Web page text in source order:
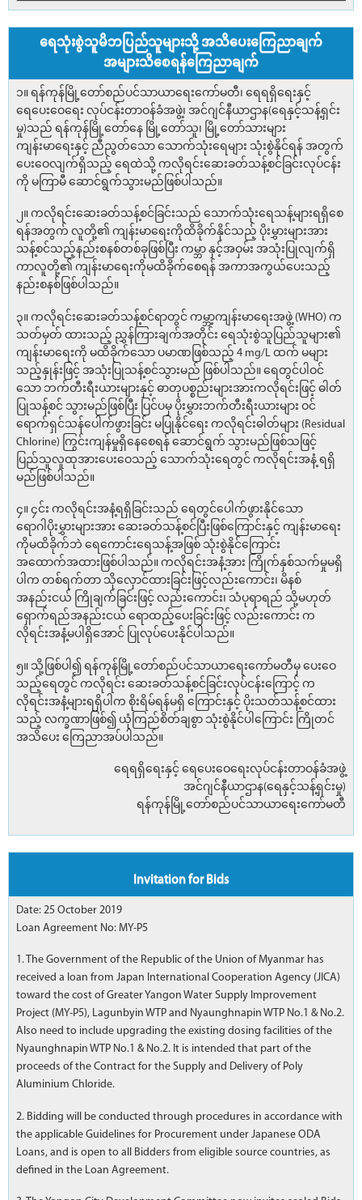
ရေသုံးစွဲသူမိဘပြည်သူများသို့ အသိပေးကြေညာချက်
အများသိစေရန်ကြေညာချက်
၁။ ရန်ကုန်မြို့တော်စည်ပင်သာယာရေးကော်မတီ၊ ရေရရှိရေးနှင့်
ရေပေးဝေရေး လုပ်ငန်းတာဝန်ခံအဖွဲ့၊ အင်ဂျင်နီယာဌာန(ရေနှင့်သန့်ရှင်း
မှု)သည် ရန်ကုန်မြို့တော်နေ မြို့တော်သူ၊ မြို့တော်သားများ
ကျန်းမာရေးနှင့် ညီညွတ်သော သောက်သုံးရေများ သုံးစွဲနိုင်ရန် အတွက်
ပေးဝေလျက်ရှိသည့် ရေထဲသို့ ကလိုရင်းဆေးခတ်သန့်စင်ခြင်းလုပ်ငန်း
ကို မကြာမီ ဆောင်ရွက်သွားမည်ဖြစ်ပါသည်။
၂။ ကလိုရင်းဆေးခတ်သန့်စင်ခြင်းသည် သောက်သုံးရေသန့်များရရှိစေ
ရန်အတွက် လူတို့၏ ကျန်းမာရေးကိုထိခိုက်နိုင်သည့် ပိုးမွှားများအား
သန့်စင်သည့်နည်းစနစ်တစ်ခုဖြစ်ပြီး ကမ္ဘာ နှင့်အဝှမ်း အသုံးပြုလျက်ရှိ
ကာလူတို့၏ ကျန်းမာရေးကိုမထိခိုက်စေရန် အကာအကွယ်ပေးသည့်
နည်းစနစ်ဖြစ်ပါသည်။
၃။ ကလိုရင်းဆေးခတ်သန့်စင်ရာတွင် ကမ္ဘာ့ကျန်းမာရေးအဖွဲ့ (WHO) က
သတ်မှတ် ထားသည့် ညွှန်ကြားချက်အတိုင်း ရေသုံးစွဲသူပြည်သူများ၏
ကျန်းမာရေးကို မထိခိုက်သော ပမာဏဖြစ်သည့် 4 mg/L ထက် မများ
သည့်နှုန်းဖြင့် အသုံးပြုသန့်စင်သွားမည် ဖြစ်ပါသည်။ ရေတွင်ပါဝင်
သော ဘက်တီးရီးယားများနှင့် ဓာတုပစ္စည်းများအားကလိုရင်းဖြင့် ဓါတ်
ပြုသန့်စင် သွားမည်ဖြစ်ပြီး ပြင်ပမှ ပိုးမွှားဘက်တီးရီးယားများ ဝင်
ရောက်ရှင်သန်ပေါက်ဖွားခြင်း မပြုနိုင်ရေး ကလိုရင်းဓါတ်များ (Residual
Chlorine) ကြွင်းကျန်မှုရှိနေစေရန် ဆောင်ရွက် သွားမည်ဖြစ်သဖြင့်
ပြည်သူလူထုအားပေးဝေသည့် သောက်သုံးရေတွင် ကလိုရင်းအနံ့ ရရှိ
မည်ဖြစ်ပါသည်။
၄။ ၄င်း ကလိုရင်းအနံ့ရရှိခြင်းသည် ရေတွင်ပေါက်ဖွားနိုင်သော
ရောဂါပိုးမွှားများအား ဆေးခတ်သန့်စင်ပြီးဖြစ်ကြောင်းနှင့် ကျန်းမာရေး
ကိုမထိခိုက်ဘဲ ရေကောင်းရေသန့်အဖြစ် သုံးစွဲနိုင်ကြောင်း
အထောက်အထားဖြစ်ပါသည်။ ကလိုရင်းအနံ့အား ကြိုက်နှစ်သက်မှုမရှိ
ပါက တစ်ရက်တာ သိုလှောင်ထားခြင်းဖြင့်လည်းကောင်း၊ မိနစ်
အနည်းငယ် ကြိုချက်ခြင်းဖြင့် လည်းကောင်း၊ သံပုရာရည် သို့မဟုတ်
ရှောက်ရည်အနည်းငယ် ရောထည့်ပေးခြင်းဖြင့် လည်းကောင်း က
လိုရင်းအနံ့မပါရှိအောင် ပြုလုပ်ပေးနိုင်ပါသည်။
၅။ သို့ဖြစ်ပါ၍ ရန်ကုန်မြို့တော်စည်ပင်သာယာရေးကော်မတီမှ ပေးဝေ
သည့်ရေတွင် ကလိုရင်း ဆေးခတ်သန့်စင်ခြင်းလုပ်ငန်းကြောင့် က
လိုရင်းအနံ့များရရှိပါက စိုးရိမ်ရန်မရှိ ကြောင်းနှင့် ပိုးသတ်သန့်စင်ထား
သည့် လက္ခဏာဖြစ်၍ ယုံကြည်စိတ်ချစွာ သုံးစွဲနိုင်ပါကြောင်း ကြိုတင်
အသိပေး ကြေညာအပ်ပါသည်။
ရေရရှိရေးနှင့် ရေပေးဝေရေးလုပ်ငန်းတာဝန်ခံအဖွဲ့
အင်ဂျင်နီယာဌာန(ရေနှင့်သန့်ရှင်းမှု)
ရန်ကုန်မြို့တော်စည်ပင်သာယာရေးကော်မတီ
Invitation for Bids
Date: 25 October 2019
Loan Agreement No: MY-P5
1. The Government of the Republic of the Union of Myanmar has
received a loan from Japan International Cooperation Agency (JICA)
toward the cost of Greater Yangon Water Supply Improvement
Project (MY-P5), Lagunbyin WTP and Nyaunghnapin WTP No.1 & No.2.
Also need to include upgrading the existing dosing facilities of the
Nyaunghnapin WTP No.1 & No.2. It is intended that part of the
proceeds of the Contract for the Supply and Delivery of Poly
Aluminium Chloride.
2. Bidding will be conducted through procedures in accordance with
the applicable Guidelines for Procurement under Japanese ODA
Loans, and is open to all Bidders from eligible source countries, as
defined in the Loan Agreement.